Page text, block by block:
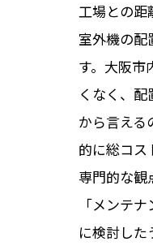
工場との距
室外機の配
す。大阪市
くなく、
から言える
的に総コス
専門的な観
「メンテ
に検討した